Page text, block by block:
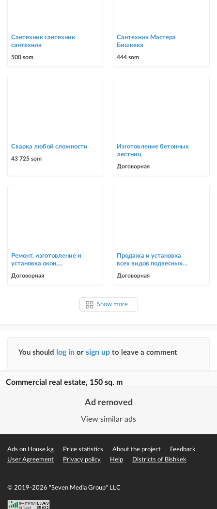
Сантехник сантехник
сантехник
500 som
Сантехник Мастера
Бишкека
444 som
Сварка любой сложности
43 725 som
Изготовление бетонных
лестниц
Договорная
Ремонт, изготовление и
установка окон,
Договорная
Продажа и установка
всех видов подвесных
Договорная
Show more
You should log in or sign up to leave a comment
Commercial real estate, 150 sq. m
Ad removed
View similar ads
Ads on House.kg Price statistics About the project
Feedback
User Agreement
Privacy policy Help Districts of Bishkek
© 2019-2026 "Seven Media Group" LLC